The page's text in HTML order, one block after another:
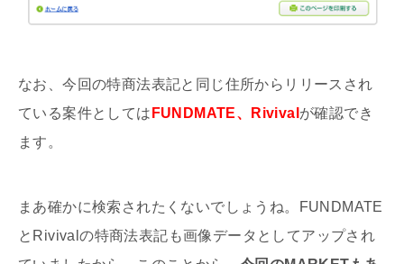
なお、今回の特商法表記と同じ住所からリリースされ
ている案件としては FUNDMATE、Rivival が確認でき
ます。
まあ確かに検索されたくないでしょうね。FUNDMATE
とRivivalの特商法表記も画像データとしてアップされ